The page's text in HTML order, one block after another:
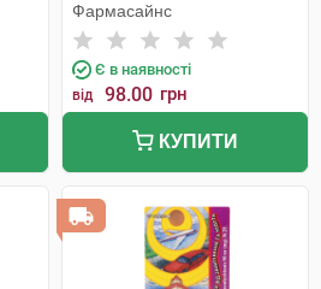
Фармасайнс
Є в наявності
від 98.00 грн
КУПИТИ